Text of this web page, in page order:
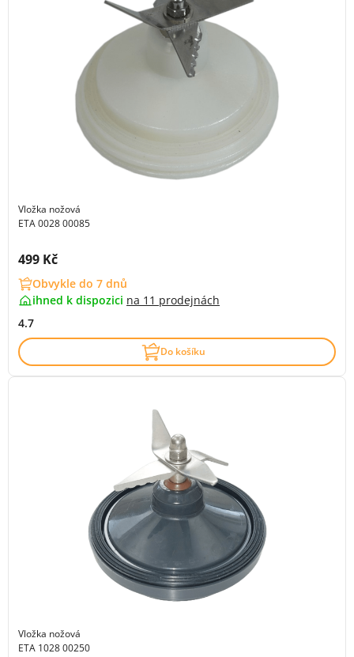
Vložka nožová
ETA 0028 00085
Cena s DPH:
499 Kč
Obvykle do 7 dnů
ihned k dispozici na 11 prodejnách
4.7
Do košíku
Vložka nožová
ETA 1028 00250